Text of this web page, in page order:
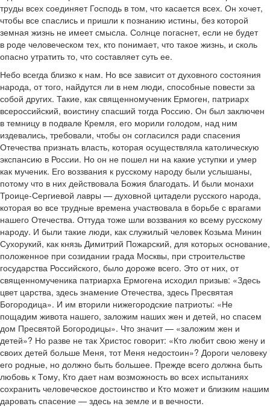
труды всех соединяет Господь в том, что касается всех. Он хочет,
чтобы все спаслись и пришли к познанию истины, без которой
земная жизнь не имеет смысла. Солнце погаснет, если не будет
в роде человеческом тех, кто понимает, что такое жизнь, и сколь
опасно утратить то, что составляет суть ее.
Небо всегда близко к нам. Но все зависит от духовного состояния
народа, от того, найдутся ли в нем люди, способные повести за
собой других. Такие, как священномученик Ермоген, патриарх
всероссийский, воистину спасший тогда Россию. Он был заключен
в темницу в подвале Кремля, его морили голодом, над ним
издевались, требовали, чтобы он согласился ради спасения
Отечества признать власть, которая осуществляла католическую
экспансию в России. Но он не пошел ни на какие уступки и умер
как мученик. Его воззвания к русскому народу были услышаны,
потому что в них действовала Божия благодать. И были монахи
Троице-Сергиевой лавры — духовной цитадели русского народа,
которая во все трудные времена участвовала в борьбе с врагами
нашего Отечества. Оттуда тоже шли воззвания ко всему русскому
народу. И были такие люди, как служилый человек Козьма Минин
Сухорукий, как князь Димитрий Пожарский, для которых основание,
положенное при созидании града Москвы, при строительстве
государства Российского, было дороже всего. Это от них, от
священномученика патриарха Ермогена исходил призыв: «Здесь
цвет царства, здесь знамение Отечества, здесь Пресвятая
Богородица». И им вторили нижегородские патриоты: «Не
пощадим живота нашего, заложим наших жен и детей, но спасем
дом Пресвятой Богородицы». Что значит — «заложим жен и
детей»? Но разве не так Христос говорит: «Кто любит свою жену и
своих детей больше Меня, тот Меня недостоин»? Дороги человеку
его родные, но должно быть большее. Прежде всего должна быть
любовь к Тому, Кто дает нам возможность во всех испытаниях
сохранить человеческое достоинство и Кто может и близким нашим
даровать спасение — здесь на земле и в вечности.